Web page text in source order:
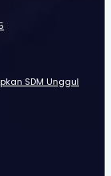
SDM Unggul